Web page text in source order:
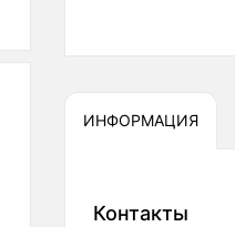
ИНФОРМАЦИЯ
Контакты